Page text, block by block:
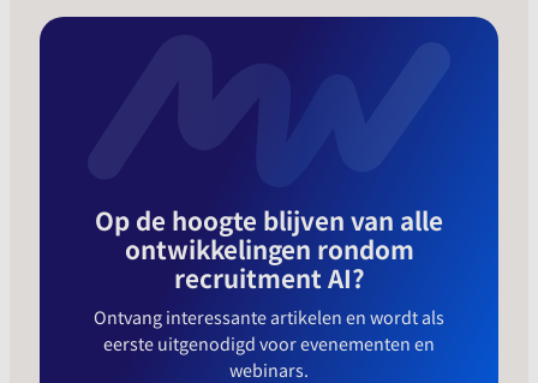
Op de hoogte blijven van alle
ontwikkelingen rondom
recruitment AI?
Ontvang interessante artikelen en wordt als
eerste uitgenodigd voor evenementen en
webinars.